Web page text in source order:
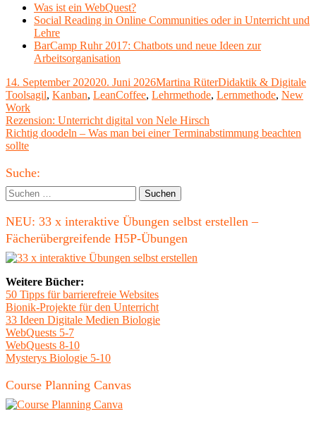
Was ist ein WebQuest?
Social Reading in Online Communities oder in Unterricht und
Lehre
BarCamp Ruhr 2017: Chatbots und neue Ideen zur
Arbeitsorganisation
Veröffentlicht
am
14. September 202020. Juni 2026Autor
Martina RüterKategorien
Didaktik & Digitale
ToolsSchlagwörter
agil, Kanban, LeanCoffee, Lehrmethode, Lernmethode, New
Work
Beitragsnavigation
Vorheriger
Beitrag:
Rezension: Unterricht digital von Nele Hirsch
Nächster
Beitrag
Richtig doodeln – Was man bei einer Terminabstimmung beachten
sollte
Haupt-
Seitenleiste
Suche:
Suchen
nach:
NEU: 33 x interaktive Übungen selbst erstellen –
Fächerübergreifende H5P-Übungen
Weitere Bücher:
50 Tipps für barrierefreie Websites
Bionik-Projekte für den Unterricht
33 Ideen Digitale Medien Biologie
WebQuests 5-7
WebQuests 8-10
Mysterys Biologie 5-10
Course Planning Canvas